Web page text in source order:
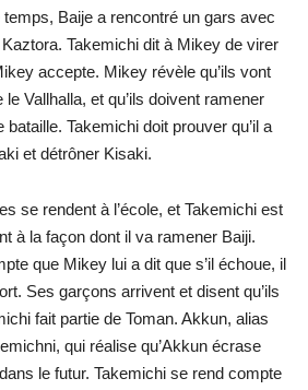
temps, Baije a rencontré un gars avec
Takemichi dit à Mikey de virer
accepte. Mikey révèle qu’ils vont
Vallhalla, et qu’ils doivent ramener
Takemichi doit prouver qu’il a
et détrôner Kisaki.
se rendent à l’école, et Takemichi est
à la façon dont il va ramener Baiji.
que Mikey lui a dit que s’il échoue, il
Ses garçons arrivent et disent qu’ils
fait partie de Toman. Akkun, alias
qui réalise qu’Akkun écrase
le futur. Takemichi se rend compte